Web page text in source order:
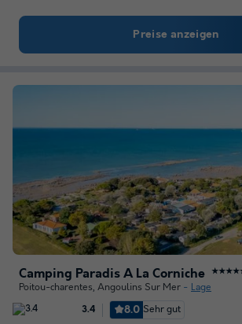
Preise anzeigen
Camping Paradis A La Corniche
Poitou-charentes, Angoulins Sur Mer Lage
3.4 8.0 Sehr gut